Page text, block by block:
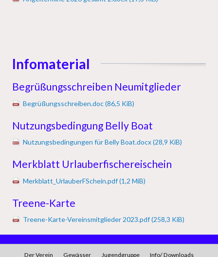
Infomaterial
Begrüßungsschreiben Neumitglieder
Begrüßungsschreiben.doc(86,5 KiB)
Nutzungsbedingung Belly Boat
Nutzungsbedingungen für Belly Boat.docx(28,9 KiB)
Merkblatt Urlauberfischereischein
Merkblatt_UrlauberFSchein.pdf(1,2 MiB)
Treene-Karte
Treene-Karte-Vereinsmitglieder 2023.pdf(258,3 KiB)
Navigation
Der Verein Gewässer Jugendgruppe Info/ Downloads